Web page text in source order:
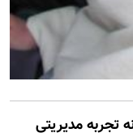
تجربه مدیریتی